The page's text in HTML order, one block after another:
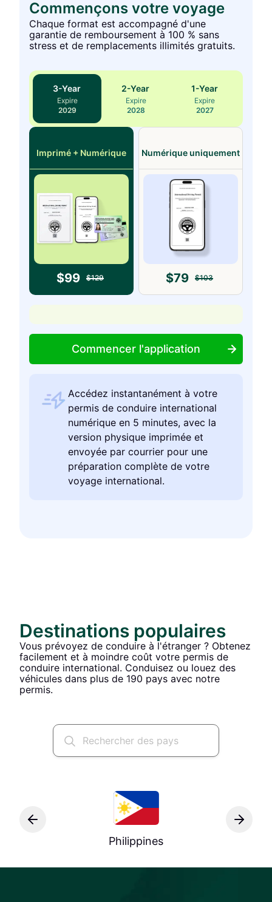
Commençons votre voyage
Chaque format est accompagné d'une
garantie de remboursement à 100 % sans
stress et de remplacements illimités gratuits.
3-Year
Expire
2029
2-Year
Expire
2028
1-Year
Expire
2027
Imprimé + Numérique
$99 $129
Numérique uniquement
$79 $103
Commencer l'application
Accédez instantanément à votre
permis de conduire international
numérique en 5 minutes, avec la
version physique imprimée et
envoyée par courrier pour une
préparation complète de votre
voyage international.
Destinations populaires
Vous prévoyez de conduire à l'étranger ? Obtenez
facilement et à moindre coût votre permis de
conduire international. Conduisez ou louez des
véhicules dans plus de 190 pays avec notre
permis.
Philippines